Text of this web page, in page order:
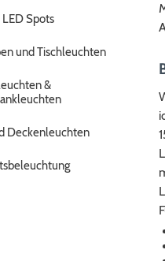
Spots
und Tischleuchten
&
Deckenleuchten